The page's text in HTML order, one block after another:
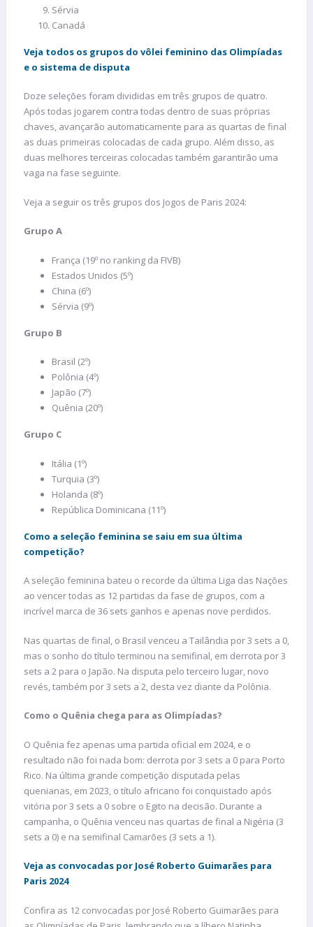
Sérvia
Canadá
Veja todos os grupos do vôlei feminino das Olimpíadas
e o sistema de disputa
Doze seleções foram divididas em três grupos de quatro.
Após todas jogarem contra todas dentro de suas próprias
chaves, avançarão automaticamente para as quartas de final
as duas primeiras colocadas de cada grupo. Além disso, as
duas melhores terceiras colocadas também garantirão uma
vaga na fase seguinte.
Veja a seguir os três grupos dos Jogos de Paris 2024:
Grupo A
França (19º no ranking da FIVB)
Estados Unidos (5º)
China (6º)
Sérvia (9º)
Grupo B
Brasil (2º)
Polônia (4º)
Japão (7º)
Quênia (20º)
Grupo C
Itália (1º)
Turquia (3º)
Holanda (8º)
República Dominicana (11º)
Como a seleção feminina se saiu em sua última
competição?
A seleção feminina bateu o recorde da última Liga das Nações
ao vencer todas as 12 partidas da fase de grupos, com a
incrível marca de 36 sets ganhos e apenas nove perdidos.
Nas quartas de final, o Brasil venceu a Tailândia por 3 sets a 0,
mas o sonho do título terminou na semifinal, em derrota por 3
sets a 2 para o Japão. Na disputa pelo terceiro lugar, novo
revés, também por 3 sets a 2, desta vez diante da Polônia.
Como o Quênia chega para as Olimpíadas?
O Quênia fez apenas uma partida oficial em 2024, e o
resultado não foi nada bom: derrota por 3 sets a 0 para Porto
Rico. Na última grande competição disputada pelas
quenianas, em 2023, o título africano foi conquistado após
vitória por 3 sets a 0 sobre o Egito na decisão. Durante a
campanha, o Quênia venceu nas quartas de final a Nigéria (3
sets a 0) e na semifinal Camarões (3 sets a 1).
Veja as convocadas por José Roberto Guimarães para
Paris 2024
Confira as 12 convocadas por José Roberto Guimarães para